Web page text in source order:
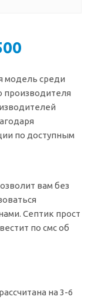
модель среди
производителя
по доступным
вам без
Септик прост
по смс об
на 3-6